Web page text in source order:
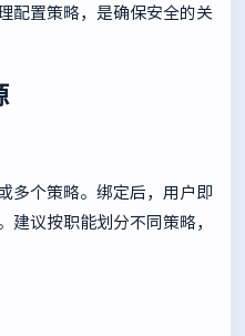
配置策略，是确保安全的关
多个策略。绑定后，用户即
建议按职能划分不同策略，